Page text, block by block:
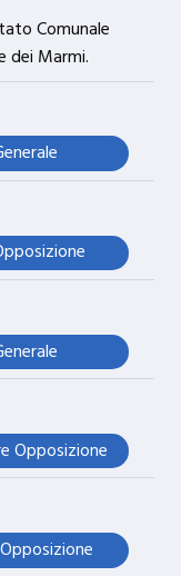
Comunale
dei Marmi.
Opposizione